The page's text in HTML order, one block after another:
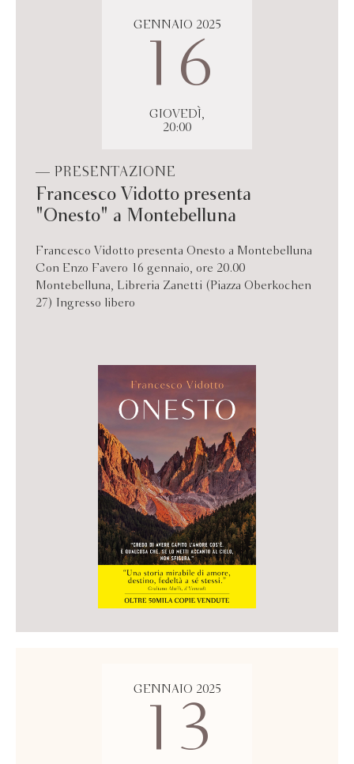
GENNAIO 2025
16
GIOVEDÌ,
20:00
— PRESENTAZIONE
Francesco Vidotto presenta
"Onesto" a Montebelluna
Francesco Vidotto presenta Onesto a Montebelluna
Con Enzo Favero 16 gennaio, ore 20.00
Montebelluna, Libreria Zanetti (Piazza Oberkochen
27) Ingresso libero
GENNAIO 2025
13